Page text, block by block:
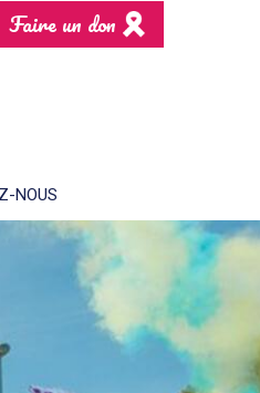
Faire un don
NOUS